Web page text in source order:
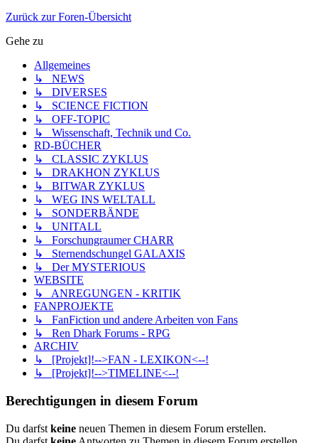
Zurück zur Foren-Übersicht
Gehe zu
Allgemeines
↳ NEWS
↳ DIVERSES
↳ SCIENCE FICTION
↳ OFF-TOPIC
↳ Wissenschaft, Technik und Co.
RD-BÜCHER
↳ CLASSIC ZYKLUS
↳ DRAKHON ZYKLUS
↳ BITWAR ZYKLUS
↳ WEG INS WELTALL
↳ SONDERBÄNDE
↳ UNITALL
↳ Forschungraumer CHARR
↳ Sternendschungel GALAXIS
↳ Der MYSTERIOUS
WEBSITE
↳ ANREGUNGEN - KRITIK
FANPROJEKTE
↳ FanFiction und andere Arbeiten von Fans
↳ Ren Dhark Forums - RPG
ARCHIV
↳ [Projekt]!-->FAN - LEXIKON<--!
↳ [Projekt]!-->TIMELINE<--!
Berechtigungen in diesem Forum
Du darfst keine neuen Themen in diesem Forum erstellen.